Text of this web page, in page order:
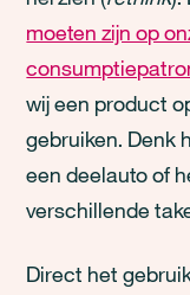
moeten zijn op
wij een product
gebruiken. Denk
een deelauto of
verschillende
Direct het